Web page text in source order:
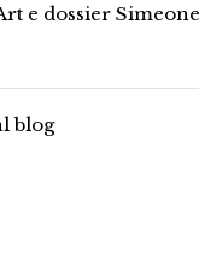
e dossier Simeone
blog